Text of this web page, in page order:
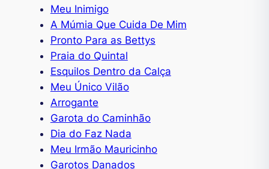
Meu Inimigo
A Múmia Que Cuida De Mim
Pronto Para as Bettys
Praia do Quintal
Esquilos Dentro da Calça
Meu Único Vilão
Arrogante
Garota do Caminhão
Dia do Faz Nada
Meu Irmão Mauricinho
Garotos Danados